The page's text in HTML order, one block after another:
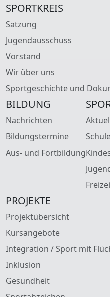
SPORTKREIS
Satzung
Jugendausschuss
Vorstand
Wir über uns
Sportgeschichte und
BILDUNG
Nachrichten
Bildungstermine
Aus- und Fortbildung
PROJEKTE
Projektübersicht
Kursangebote
Integration / Sport mit
Inklusion
Gesundheit